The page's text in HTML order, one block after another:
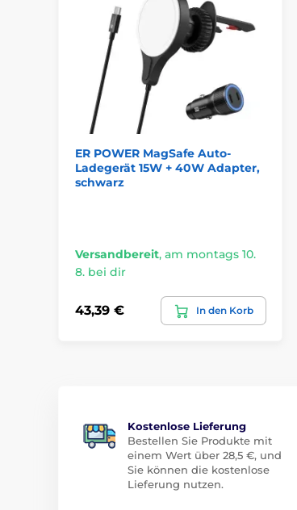
ER POWER MagSafe Auto-
Ladegerät 15W + 40W Adapter,
schwarz
Versandbereit, am montags 10.
8. bei dir
43,39 € In den Korb
Kostenlose Lieferung
Bestellen Sie Produkte mit
einem Wert über 28,5 €, und
Sie können die kostenlose
Lieferung nutzen.